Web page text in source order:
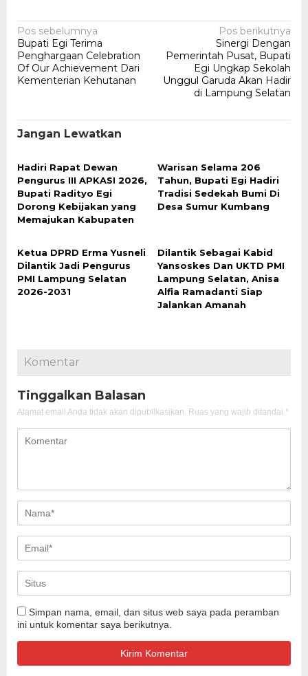
Navigasi
pos
Pos sebelumnya
Bupati Egi Terima
Penghargaan Celebration
Of Our Achievement Dari
Kementerian Kehutanan
Pos berikutnya
Sinergi Dengan
Pemerintah Pusat, Bupati
Egi Ungkap Sekolah
Unggul Garuda Akan Hadir
di Lampung Selatan
Jangan Lewatkan
Hadiri Rapat Dewan
Pengurus III APKASI 2026,
Bupati Radityo Egi
Dorong Kebijakan yang
Memajukan Kabupaten
Warisan Selama 206
Tahun, Bupati Egi Hadiri
Tradisi Sedekah Bumi Di
Desa Sumur Kumbang
Ketua DPRD Erma Yusneli
Dilantik Jadi Pengurus
PMI Lampung Selatan
2026-2031
Dilantik Sebagai Kabid
Yansoskes Dan UKTD PMI
Lampung Selatan, Anisa
Alfia Ramadanti Siap
Jalankan Amanah
Komentar
Tinggalkan Balasan
Alamat email Anda tidak akan dipublikasikan. Ruas yang wajib ditandai *
Simpan nama, email, dan situs web saya pada peramban
ini untuk komentar saya berikutnya.